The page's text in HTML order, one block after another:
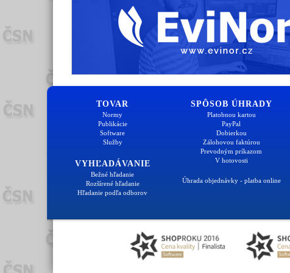
TOVAR
Normy
Publikácie
Software
Služby
VYHĽADÁVANIE
Bežné hľadanie
Rozšírené hľadanie
Hľadanie podľa odborov
SPÔSOB ÚHRADY
Platobnou kartou
PayPal
Dobierkou
Zálohovou faktúrou
Prevodným príkazom
V hotovosti
Úhrada objednávky - platba online